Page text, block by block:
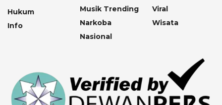
Hukum
Info
Musik Trending
Narkoba
Nasional
Viral
Wisata